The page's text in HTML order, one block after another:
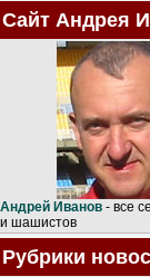
Сайт Андрея
Андрей Иванов - все
и шашистов
Рубрики